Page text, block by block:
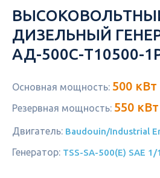
ДИЗЕЛЬНЫЙ
АД-500С-Т10500-
Основная мощность: 500 кВт
Резервная мощность: 550 кВт
Двигатель: Baudouin/Industrial
Генератор: TSS-SA-500(E) SAE